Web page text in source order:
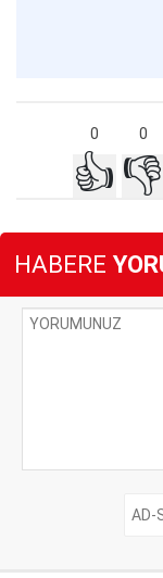
0 0
👍 👎
HABERE